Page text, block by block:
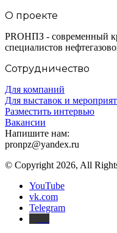
О проекте
PROНПЗ - современный
специалистов
Сотрудничество
Для компаний
Для выставок и
Разместить интервью
Вакансии
Напишите нам:
pronpz@yandex.ru
© Copyright 2026, All
YouTube
vk.com
Telegram